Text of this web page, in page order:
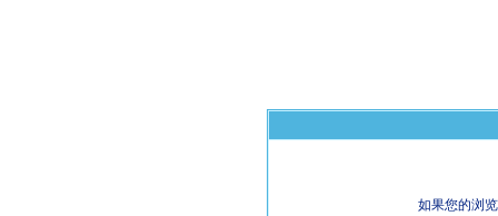
如果您的浏